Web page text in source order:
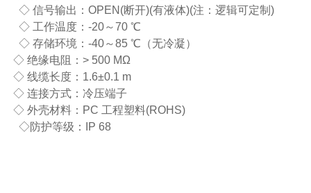
◇信号输出：OPEN(断开)(有液体)(注 ：逻辑可定制)
◇ 工作温度：-20～70 ℃
◇存储环境：-40～85 ℃ （无冷凝）
◇绝缘电阻：> 500 MΩ
◇线缆长度：1.6±0.1 m
◇连接方式：冷压端子
◇外壳材料：PC 工程塑料(ROHS)
◇防护等级：IP 68